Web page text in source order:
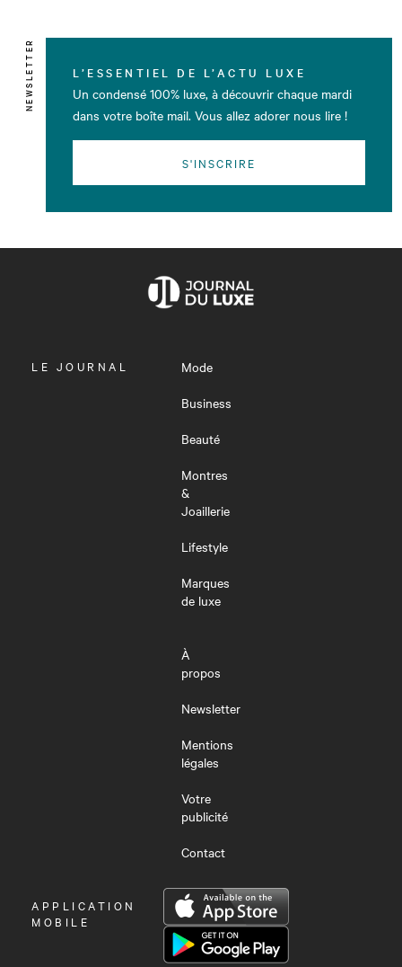
NEWSLETTER L’ESSENTIEL DE L’ACTU LUXE
Un condensé 100% luxe, à découvrir chaque mardi
dans votre boîte mail. Vous allez adorer nous lire !
S'INSCRIRE
OUVRIR
LE JOURNAL
Mode
Business
Beauté
Montres
&
Joaillerie
Lifestyle
Marques
de luxe
À
propos
Newsletter
Mentions
légales
Votre
publicité
Contact
OUVRIR
LE
APPLICATION
MOBILE